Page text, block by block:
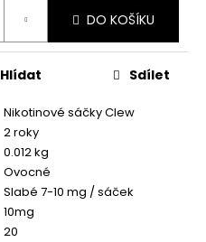
DO KOŠÍKU
Nikotinové sáčky Clew
2 roky
0.012 kg
Ovocné
Slabé 7-10 mg / sáček
10mg
20
Hlídat Sdílet